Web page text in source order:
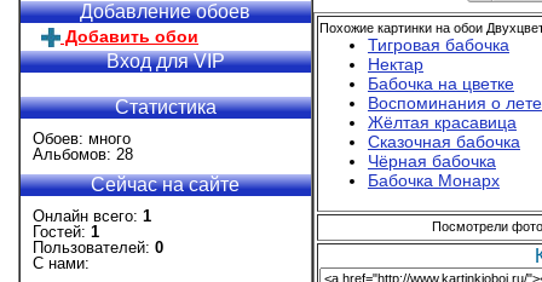
Добавление обоев
Добавить обои
Вход для VIP
Статистика
Обоев: много
Альбомов: 28
Сейчас на сайте
Онлайн всего: 1
Гостей: 1
Пользователей: 0
С нами:
Похожие картинки на обои
Тигровая бабочка
Нектар
Бабочка на цветке
Воспоминания о лете
Жёлтая красавица
Сказочная бабочка
Чёрная бабочка
Бабочка Монарх
Посмотрели